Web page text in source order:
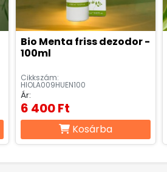
Bio Menta friss dezodor -
100ml
Cikkszám:
HIOLA009HUEN100
Ár:
6 400 Ft
Kosárba